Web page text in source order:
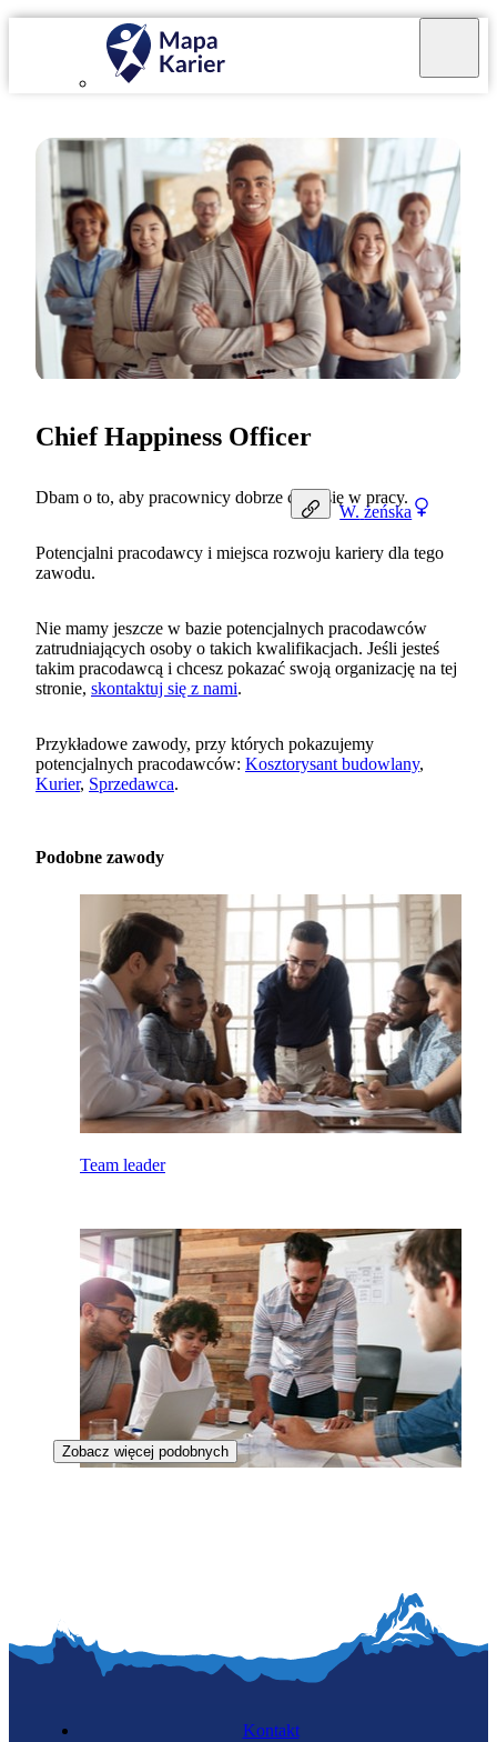
W. żeńska
Chief Happiness Officer
Dbam o to, aby pracownicy dobrze czuli się w pracy.
Potencjalni pracodawcy i miejsca rozwoju kariery dla tego
zawodu.
Nie mamy jeszcze w bazie potencjalnych pracodawców
zatrudniających osoby o takich kwalifikacjach. Jeśli jesteś
takim pracodawcą i chcesz pokazać swoją organizację na tej
stronie, skontaktuj się z nami.
Przykładowe zawody, przy których pokazujemy
potencjalnych pracodawców: Kosztorysant budowlany,
Kurier, Sprzedawca.
Podobne zawody
Team leader
Zobacz więcej podobnych
Kontakt